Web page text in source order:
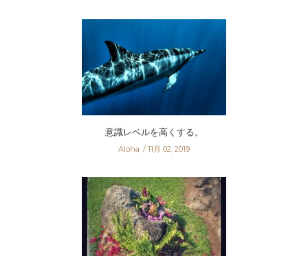
意識レベルを高くする。
Aloha 11月 02, 2019